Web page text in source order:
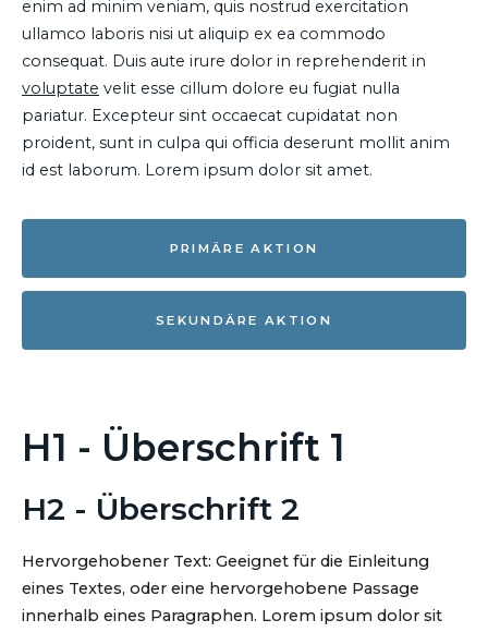
enim ad minim veniam, quis nostrud exercitation
ullamco laboris nisi ut aliquip ex ea commodo
consequat. Duis aute irure dolor in reprehenderit in
voluptate velit esse cillum dolore eu fugiat nulla
pariatur. Excepteur sint occaecat cupidatat non
proident, sunt in culpa qui officia deserunt mollit anim
id est laborum. Lorem ipsum dolor sit amet.
PRIMÄRE AKTION
SEKUNDÄRE AKTION
H1 - Überschrift 1
H2 - Überschrift 2
Hervorgehobener Text: Geeignet für die Einleitung
eines Textes, oder eine hervorgehobene Passage
innerhalb eines Paragraphen. Lorem ipsum dolor sit